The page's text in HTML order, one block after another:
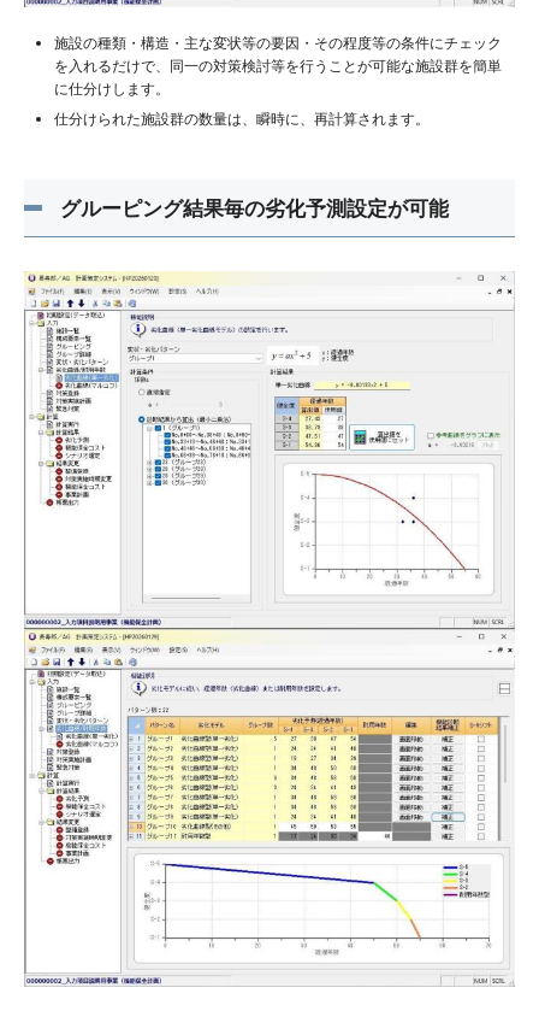
施設の種類・構造・主な変状等の要因・その程度等の条件にチェック
を入れるだけで、同一の対策検討等を行うことが可能な施設群を簡単
に仕分けします。
仕分けられた施設群の数量は、瞬時に、再計算されます。
グルーピング結果毎の劣化予測設定が可能